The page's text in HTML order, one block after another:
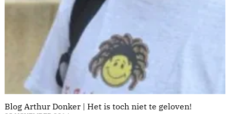
Blog Arthur Donker | Het is toch niet te geloven!